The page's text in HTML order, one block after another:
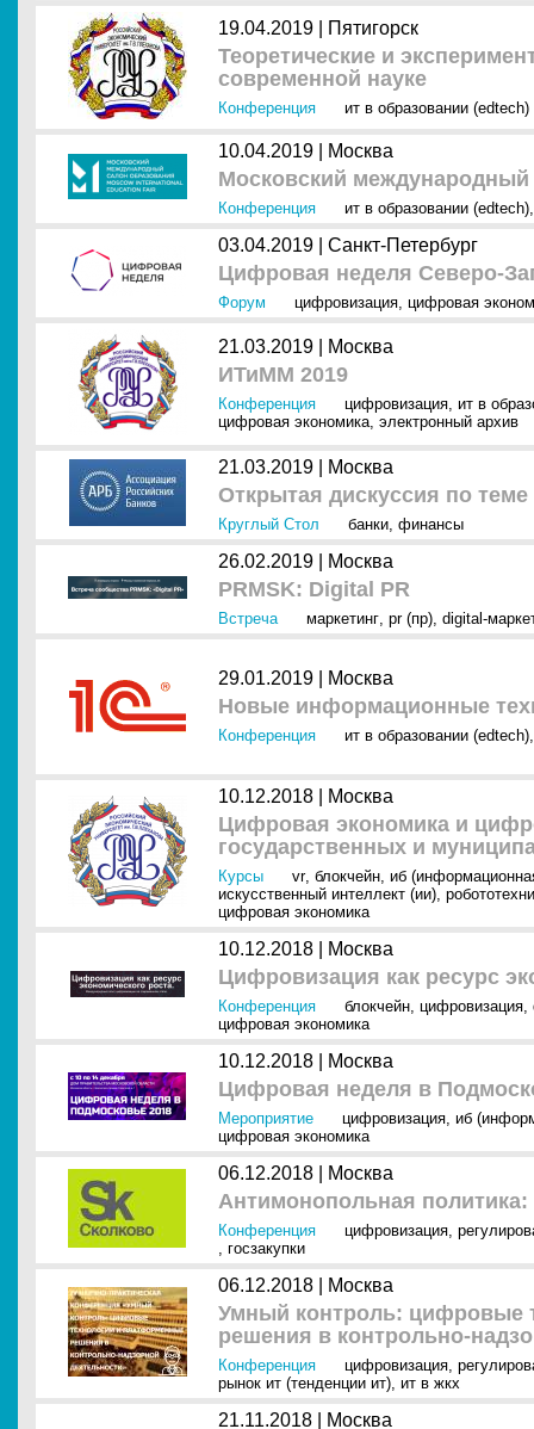
19.04.2019 | Пятигорск
Теоретические и
современной науке
Конференция ит в образовании (edtech)
10.04.2019 | Москва
Московский
Конференция ит в образовании (edtech)
03.04.2019 | Санкт-Петербург
Цифровая неделя Северо-
Форум цифровизация, цифровая
21.03.2019 | Москва
ИТиММ 2019
Конференция цифровизация, ит в
цифровая экономика, электронный архив
21.03.2019 | Москва
Открытая дискуссия по
Круглый Стол банки, финансы
26.02.2019 | Москва
PRMSK: Digital PR
Встреча маркетинг, pr (пр), digital-
29.01.2019 | Москва
Новые информационные
Конференция ит в образовании (edtech)
10.12.2018 | Москва
Цифровая экономика и
государственных и
Курсы vr, блокчейн, иб
искусственный интеллект (ии),
цифровая экономика
10.12.2018 | Москва
Цифровизация как ресурс
Конференция блокчейн, цифровизация,
цифровая экономика
10.12.2018 | Москва
Цифровая неделя в
Мероприятие цифровизация, иб
цифровая экономика
06.12.2018 | Москва
Антимонопольная политика:
Конференция цифровизация,
, госзакупки
06.12.2018 | Москва
Умный контроль: цифровые
решения в контрольно-
Конференция цифровизация,
рынок ит (тенденции ит), ит в жкх
21.11.2018 | Москва